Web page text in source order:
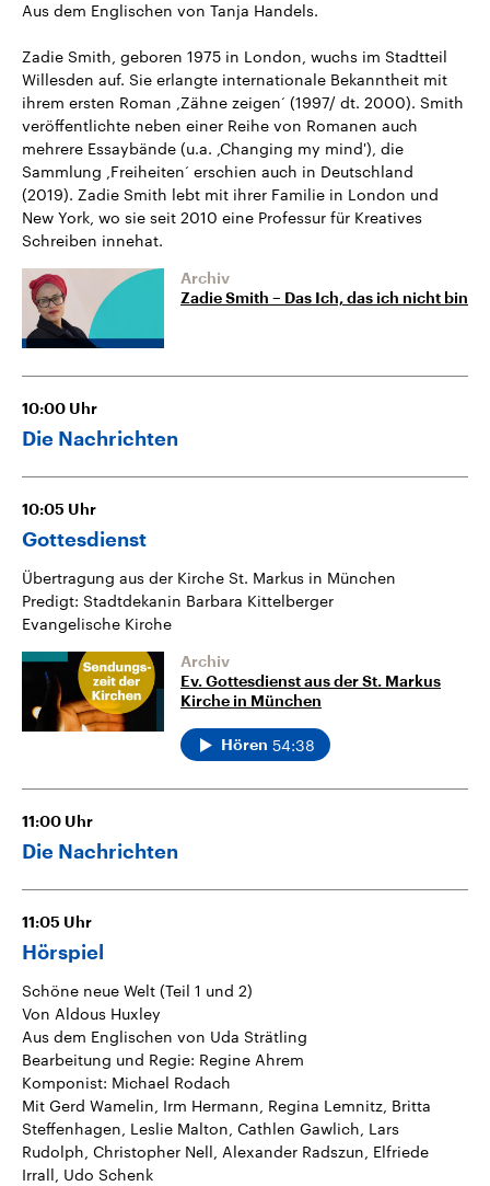
Aus dem Englischen von Tanja Handels.
Zadie Smith, geboren 1975 in London, wuchs im Stadtteil
Willesden auf. Sie erlangte internationale Bekanntheit mit
ihrem ersten Roman ,Zähne zeigen‘ (1997/ dt. 2000). Smith
veröffentlichte neben einer Reihe von Romanen auch
mehrere Essaybände (u.a. ,Changing my mind'), die
Sammlung ,Freiheiten‘ erschien auch in Deutschland
(2019). Zadie Smith lebt mit ihrer Familie in London und
New York, wo sie seit 2010 eine Professur für Kreatives
Schreiben innehat.
Archiv
Zadie Smith – Das Ich, das ich nicht bin
10:00 Uhr
Die Nachrichten
10:05 Uhr
Gottesdienst
Übertragung aus der Kirche St. Markus in München
Predigt: Stadtdekanin Barbara Kittelberger
Evangelische Kirche
Archiv
Ev. Gottesdienst aus der St. Markus
Kirche in München
Hören 54:38
11:00 Uhr
Die Nachrichten
11:05 Uhr
Hörspiel
Schöne neue Welt (Teil 1 und 2)
Von Aldous Huxley
Aus dem Englischen von Uda Strätling
Bearbeitung und Regie: Regine Ahrem
Komponist: Michael Rodach
Mit Gerd Wamelin, Irm Hermann, Regina Lemnitz, Britta
Steffenhagen, Leslie Malton, Cathlen Gawlich, Lars
Rudolph, Christopher Nell, Alexander Radszun, Elfriede
Irrall, Udo Schenk